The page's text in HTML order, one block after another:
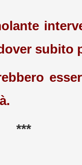
subito
***